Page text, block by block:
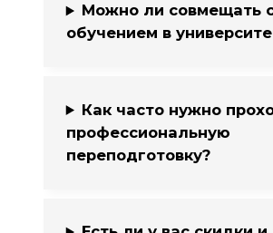
Можно ли совмещать
обучением в
Как часто нужно
профессиональную
переподготовку?